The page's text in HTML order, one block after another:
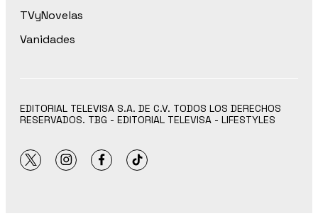
TVyNovelas
Vanidades
EDITORIAL TELEVISA S.A. DE C.V. TODOS LOS DERECHOS
RESERVADOS. TBG - EDITORIAL TELEVISA - LIFESTYLES
twitterinstagram
facebooktiktok